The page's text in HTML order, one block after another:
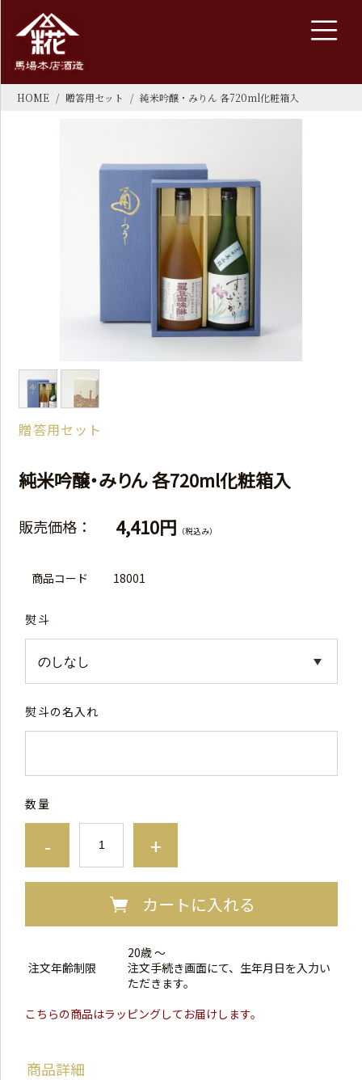
HOME 贈答用セット 純米吟醸・みりん 各720ml化粧箱入
贈答用セット
純米吟醸・みりん 各720ml化粧箱入
販売価格： 4,410円 （税込み）
商品コード 18001
熨斗
熨斗の名入れ
数量
- +
カートに入れる
注文年齢制限
20歳 ～
注文手続き画面にて、生年月日を入力い
ただきます。
こちらの商品はラッピングしてお届けします。
商品詳細